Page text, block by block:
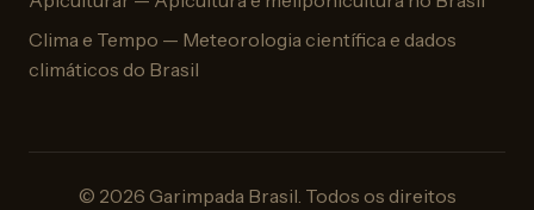
Clima e Tempo — Meteorologia científica e dados
climáticos do Brasil
© 2026 Garimpada Brasil. Todos os direitos